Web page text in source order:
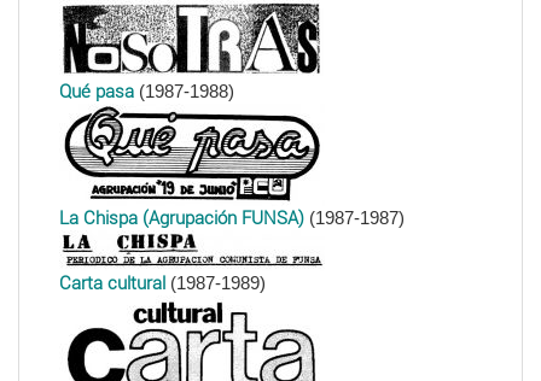
Qué pasa (1987-1988)
La Chispa (Agrupación FUNSA) (1987-1987)
Carta cultural (1987-1989)